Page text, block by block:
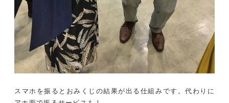
スマホを振るとおみくじの結果が出る仕組みです。代わりに